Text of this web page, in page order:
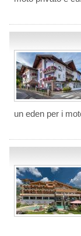
un eden per i